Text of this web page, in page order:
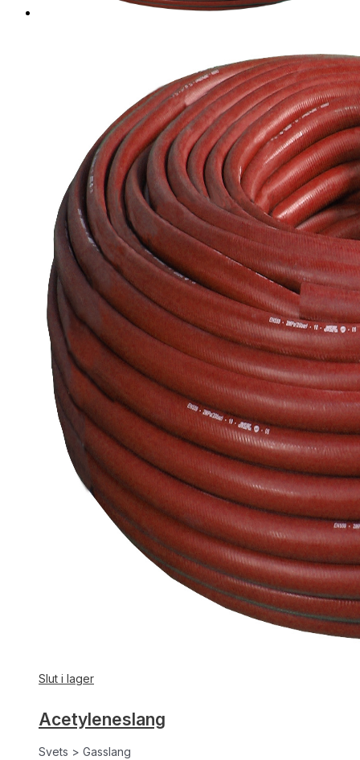
Slut i lager
Acetyleneslang
Svets > Gasslang